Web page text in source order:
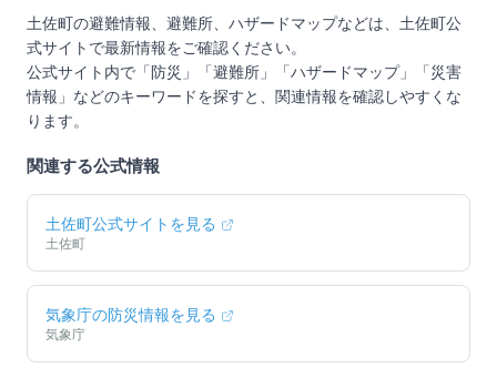
土佐町の避難情報、避難所、ハザードマップなどは、 土佐町公
式サイトで最新情報をご確認ください。
公式サイト内で「防災」「避難所」「ハザードマップ」「災害
情報」などのキーワードを探すと、関連情報を確認しやすくな
ります。
関連する公式情報
土佐町公式サイトを見る
土佐町
気象庁の防災情報を見る
気象庁